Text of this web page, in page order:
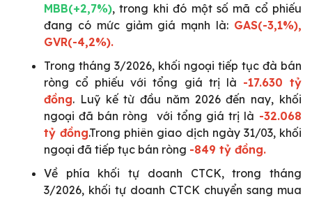
MBB(+2,7%), trong khi đó một số mã cổ phiếu
đang có mức giảm giá mạnh là: GAS(-3,1%),
GVR(-4,2%).
Trong tháng 3/2026, khối ngoại tiếp tục đà bán
ròng cổ phiếu với tổng giá trị là -17.630 tỷ
đồng. Luỹ kế từ đầu năm 2026 đến nay, khối
ngoại đã bán ròng với tổng giá trị là -32.068
tỷ đồng.Trong phiên giao dịch ngày 31/03, khối
ngoại đã tiếp tục bán ròng -849 tỷ đồng.
Về phía khối tự doanh CTCK, trong tháng
3/2026, khối tự doanh CTCK chuyển sang mua